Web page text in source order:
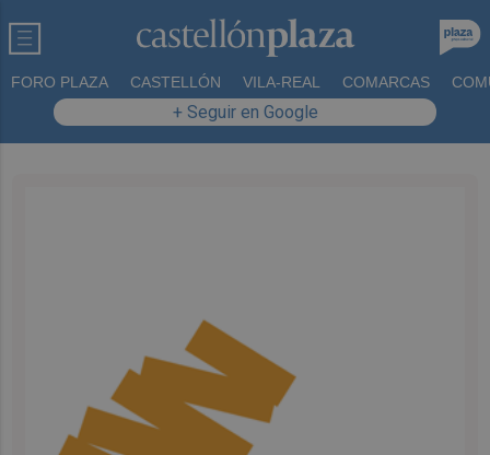
FORO PLAZA CASTELLÓN VILA-REAL COMARCAS
+ Seguir en Google